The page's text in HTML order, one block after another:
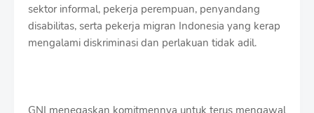
sektor informal, pekerja perempuan, penyandang
disabilitas, serta pekerja migran Indonesia yang kerap
mengalami diskriminasi dan perlakuan tidak adil.
GNI menegaskan komitmennya untuk terus mengawal